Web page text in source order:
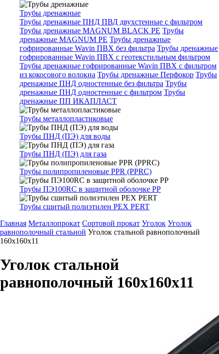
Трубы дренажные
Трубы дренажные ПНД ПВД двухстенные с фильтром
Трубы дренажные MAGNUM BLACK PE Трубы
дренажные MAGNUM PE Трубы дренажные
гофрированные Wavin ПВХ без фильтра Трубы дренажные
гофрированные Wavin ПВХ с геотекстильным фильтром
Трубы дренажные гофрированные Wavin ПВХ с фильтром
из кокосового волокна Трубы дренажные Перфокор Трубы
дренажные ПНД одностенные без фильтра Трубы
дренажные ПНД одностенные с фильтром Трубы
дренажные ПП ИКАПЛАСТ
Трубы металлопластиковые
Трубы ПНД (ПЭ) для воды
Трубы ПНД (ПЭ) для газа
Трубы полипропиленовые PPR (PPRC)
Трубы ПЭ100RC в защитной оболочке PP
Трубы сшитый полиэтилен PEX PERT
Главная Металлопрокат Сортовой прокат Уголок Уголок
равнополочный стальной Уголок стальной равнополочный
160х160х11
Уголок стальной
равнополочный 160х160х11